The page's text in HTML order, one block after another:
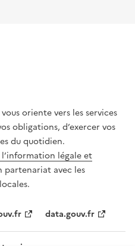
oriente vers les services
obligations, d’exercer vos
du quotidien.
légale et
partenariat avec les
data.gouv.fr